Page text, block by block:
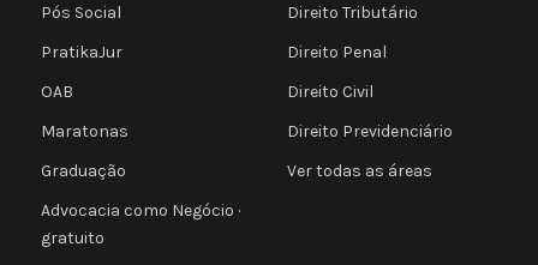
Pós Social
PratikaJur
OAB
Maratonas
Graduação
Advocacia como Negócio ·
gratuito
Direito Tributário
Direito Penal
Direito Civil
Direito Previdenciário
Ver todas as áreas